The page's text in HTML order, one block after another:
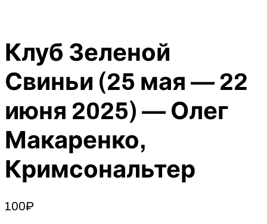
Клуб Зеленой
Свиньи (25 мая — 22
июня 2025) — Олег
Макаренко,
Кримсональтер
100₽